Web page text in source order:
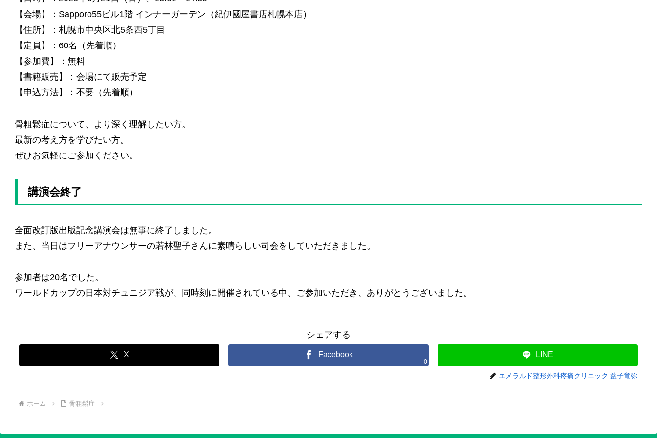
【会場】：Sapporo55ビル1階 インナーガーデン（紀伊國屋書店札幌本店）
【住所】：札幌市中央区北5条西5丁目
【定員】：60名（先着順）
【参加費】：無料
【書籍販売】：会場にて販売予定
【申込方法】：不要（先着順）
骨粗鬆症について、より深く理解したい方。
最新の考え方を学びたい方。
ぜひお気軽にご参加ください。
講演会終了
全面改訂版出版記念講演会は無事に終了しました。
また、当日はフリーアナウンサーの若林聖子さんに素晴らしい司会をしていただきました。
参加者は20名でした。
ワールドカップの日本対チュニジア戦が、同時刻に開催されている中、ご参加いただき、ありがとうございました。
シェアする
X Facebook
0
LINE
エメラルド整形外科疼痛クリニック 益子竜弥
ホーム 骨粗鬆症